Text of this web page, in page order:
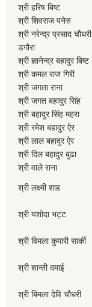
श्री हरिष बिष्ट
श्री शिवराज पनेरु
श्री नरेन्द्र प्रसाद चौधरी
डगौरा
श्री ज्ञानेन्द्र बहादुर बिष्ट
श्री कमल राज गिरी
श्री जगता राना
श्री जगत बहादुर सिंह
श्री बहादुर सिंह महरा
श्री रमेश बहादुर ऐर
श्री लाल बहादुर ऐर
श्री दिल बहादुर बुढा
श्री वाले राना
श्री लक्ष्मी शाह
श्री यशोदा भट्ट
श्री विमला कुमारी सार्की
श्री शान्ती दमाई
श्री बिमला देवि चौधरी